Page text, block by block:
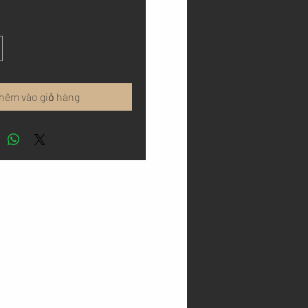
vào giỏ hàng